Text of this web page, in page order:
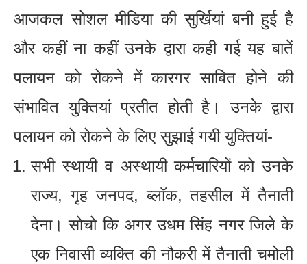
आजकल सोशल मीडिया की सुर्खियां बनी हुई है
और कहीं ना कहीं उनके द्वारा कही गई यह बातें
पलायन को रोकने में कारगर साबित होने की
संभावित युक्तियां प्रतीत होती है। उनके द्वारा
पलायन को रोकने के लिए सुझाई गयी युक्तियां-
सभी स्थायी व अस्थायी कर्मचारियों को उनके
राज्य, गृह जनपद, ब्लॉक, तहसील में तैनाती
देना। सोचो कि अगर उधम सिंह नगर जिले के
एक निवासी व्यक्ति की नौकरी में तैनाती चमोली